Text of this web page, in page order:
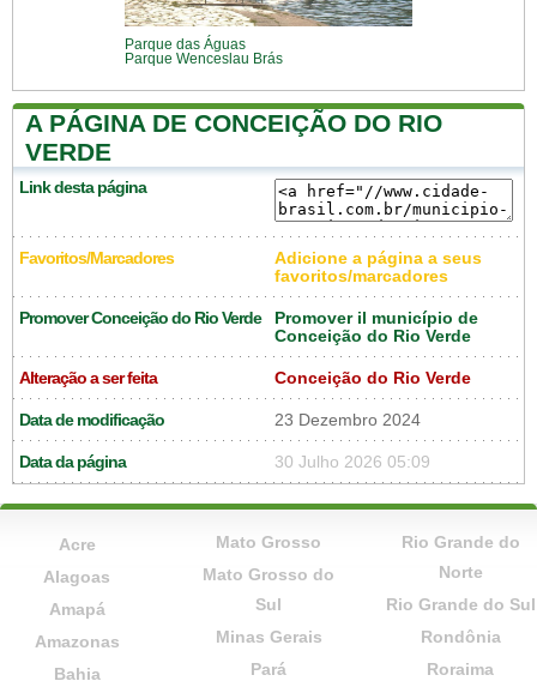
Parque das Águas
Parque Wenceslau Brás
A PÁGINA DE CONCEIÇÃO DO RIO
VERDE
Link desta página
Favoritos/Marcadores
Adicione a página a seus
favoritos/marcadores
Promover Conceição do Rio Verde
Promover il município de
Conceição do Rio Verde
Alteração a ser feita Conceição do Rio Verde
Data de modificação 23 Dezembro 2024
Data da página 30 Julho 2026 05:09
Acre
Alagoas
Amapá
Amazonas
Bahia
Mato Grosso
Mato Grosso do
Sul
Minas Gerais
Pará
Rio Grande do
Norte
Rio Grande do Sul
Rondônia
Roraima